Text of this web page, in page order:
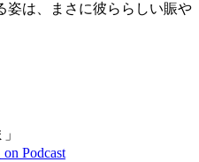
姿は、まさに彼ららしい賑や
Podcast